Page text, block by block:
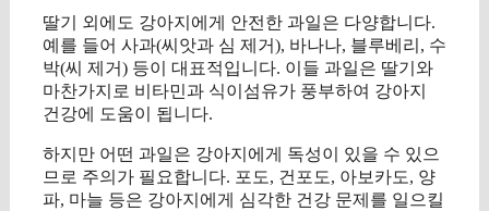
딸기 외에도 강아지에게 안전한 과일은 다양합니다.
예를 들어 사과(씨앗과 심 제거), 바나나, 블루베리, 수
박(씨 제거) 등이 대표적입니다. 이들 과일은 딸기와
마찬가지로 비타민과 식이섬유가 풍부하여 강아지
건강에 도움이 됩니다.
하지만 어떤 과일은 강아지에게 독성이 있을 수 있으
므로 주의가 필요합니다. 포도, 건포도, 아보카도, 양
파, 마늘 등은 강아지에게 심각한 건강 문제를 일으킬